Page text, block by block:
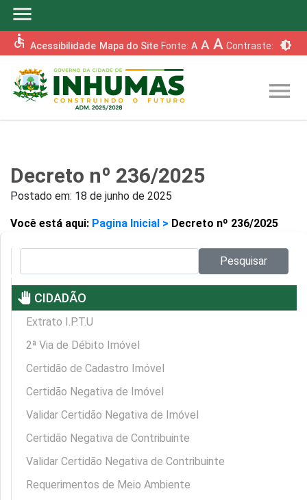
menu
accessible Acessibilidade Mapa do Site Fonte: A A A Contraste: brightness_6
menu
Decreto nº 236/2025
Postado em: 18 de junho de 2025
Você está aqui: Pagina Inicial > Decreto nº 236/2025
Pesquisar
pan_tool CIDADÃO
Extrato I.P.T.U
2ª Via de Débito Imóvel
Certidão de Cadastro Imóvel
Certidão Negativa de Imóvel
Validar Certidão Negativa de Imóvel
Certidão Negativa de Contribuinte
Validar Certidão Negativa de Contribuinte
Requerimentos de Meio Ambiente